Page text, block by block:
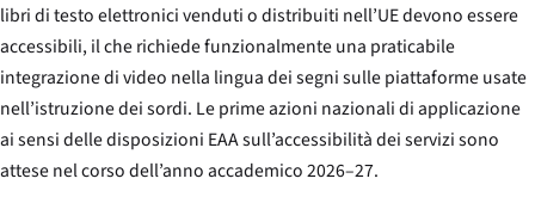
libri di testo elettronici venduti o distribuiti nell’UE devono essere
accessibili, il che richiede funzionalmente una praticabile
integrazione di video nella lingua dei segni sulle piattaforme usate
nell’istruzione dei sordi. Le prime azioni nazionali di applicazione
ai sensi delle disposizioni EAA sull’accessibilità dei servizi sono
attese nel corso dell’anno accademico 2026–27.